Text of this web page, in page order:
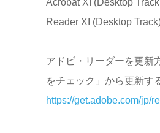
Acrobat XI (Desktop
Reader XI (Desktop
アドビ・リーダーを更新
をチェック」から更新す
https://get.adobe.com/jp/